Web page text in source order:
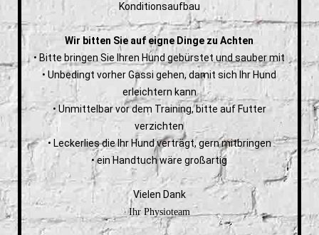
Konditionsaufbau
Wir bitten Sie auf eigne Dinge zu Achten
• Bitte bringen Sie Ihren Hund gebürstet und sauber mit
• Unbedingt vorher Gassi gehen, damit sich Ihr Hund
erleichtern kann
• Unmittelbar vor dem Training, bitte auf Futter
verzichten
• Leckerlies die Ihr Hund verträgt, gern mitbringen
• ein Handtuch wäre großartig
Vielen Dank
Ihr Physioteam